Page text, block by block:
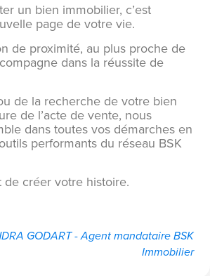
un bien immobilier, c’est
page de votre vie.
de proximité, au plus proche de
dans la réussite de
de la recherche de votre bien
de l’acte de vente, nous
dans toutes vos démarches en
performants du réseau BSK
de créer votre histoire.
GODART - Agent mandataire BSK
Immobilier